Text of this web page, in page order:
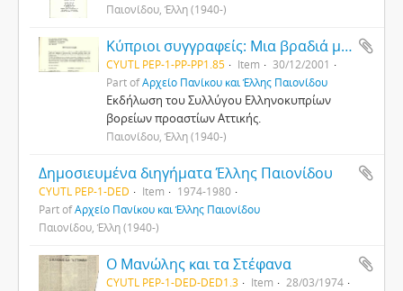
Παιονίδου, Έλλη (1940-)
Κύπριοι συγγραφείς: Μια βραδιά με την Έλλη και τον Πάνο Παιονίδη
CYUTL PEP-1-PP-PP1.85 Item
30/12/2001
Part ofΑρχείο Πανίκου και Έλλης Παιονίδου
Εκδήλωση του Συλλύγου Ελληνοκυπρίων
βορείων προαστίων Αττικής.
Παιονίδου, Έλλη (1940-)
Δημοσιευμένα διηγήματα Έλλης Παιονίδου
CYUTL PEP-1-DED Item
1974-1980
Part ofΑρχείο Πανίκου και Έλλης Παιονίδου
Παιονίδου, Έλλη (1940-)
Ο Μανώλης και τα Στέφανα
CYUTL PEP-1-DED-DED1.3 Item
28/03/1974